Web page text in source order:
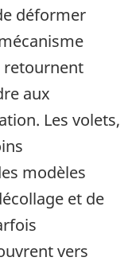
déformer
retournent
aux
Les volets,
modèles
et de
vers